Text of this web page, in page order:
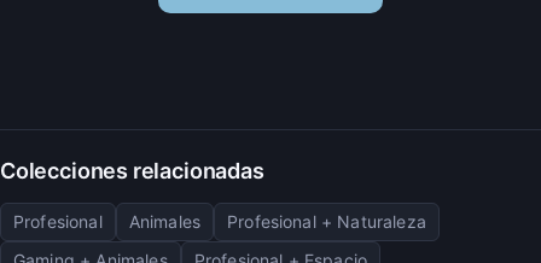
Colecciones relacionadas
Profesional Animales
Profesional + Naturaleza